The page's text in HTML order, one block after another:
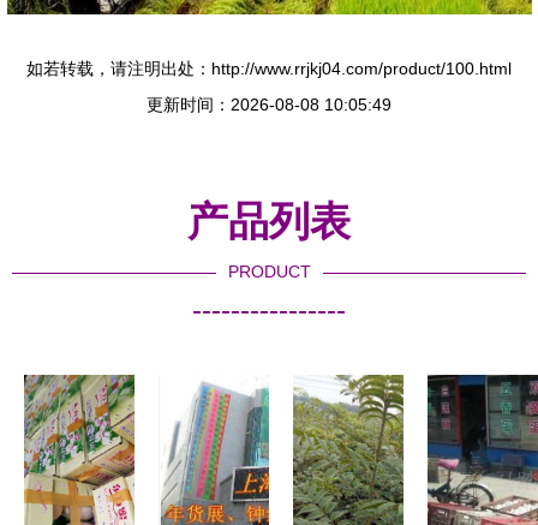
如若转载，请注明出处：http://www.rrjkj04.com/product/100.html
更新时间：2026-08-08 10:05:49
产品列表
PRODUCT
----------------